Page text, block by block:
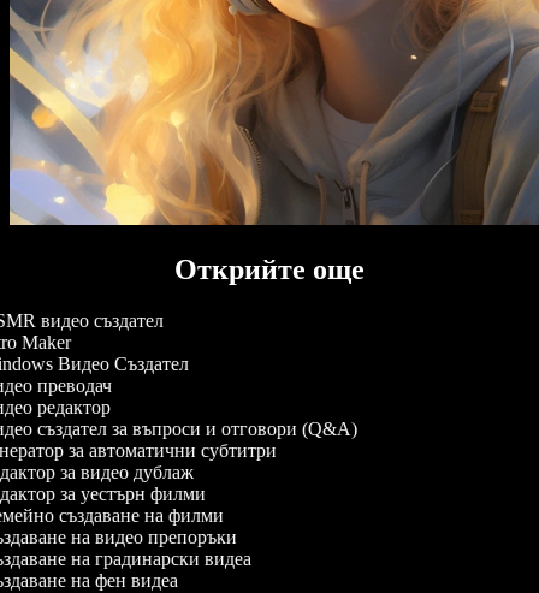
Открийте още
видео създател
Maker
Видео Създател
преводач
редактор
създател за въпроси и отговори (Q&A)
за автоматични субтитри
за видео дублаж
за уестърн филми
създаване на филми
на видео препоръки
на градинарски видеа
на фен видеа